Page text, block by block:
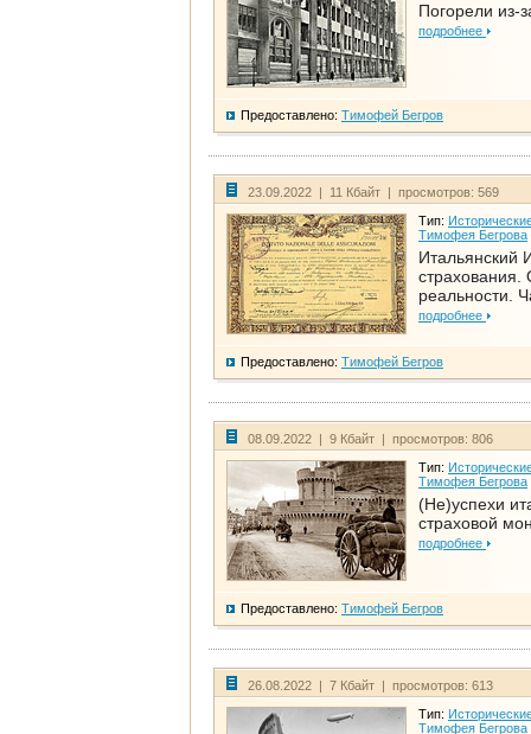
Погорели из-
подробнее
Предоставлено: Тимофей Бегров
23.09.2022 | 11 Кбайт | просмотров: 569
Тип:
Тимофея Бегрова
Итальянский
страхования.
реальности.
подробнее
Предоставлено: Тимофей Бегров
08.09.2022 | 9 Кбайт | просмотров: 806
Тип:
Тимофея Бегрова
(Не)успехи
страховой
подробнее
Предоставлено: Тимофей Бегров
26.08.2022 | 7 Кбайт | просмотров: 613
Тип:
Тимофея Бегрова